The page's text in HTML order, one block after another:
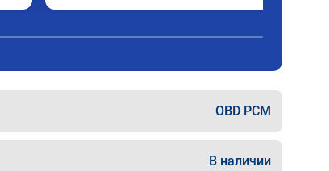
OBD PCM
В наличии